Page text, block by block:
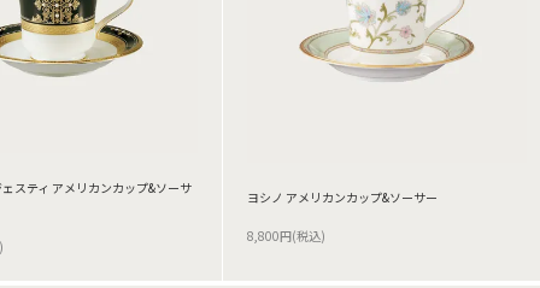
スティ アメリカンカップ&ソーサ
ヨシノ アメリカンカップ&ソーサー
8,800円(税込)